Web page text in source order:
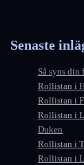
Senaste
Så syns din
Rollistan i
Rollistan i
Rollistan i
Duken
Rollistan i
Rollistan i